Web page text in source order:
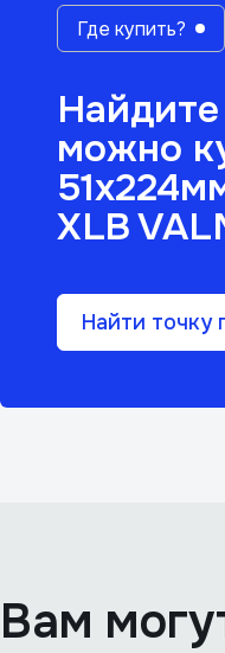
Где купить?
можно
XLB
Найти точку
Вам